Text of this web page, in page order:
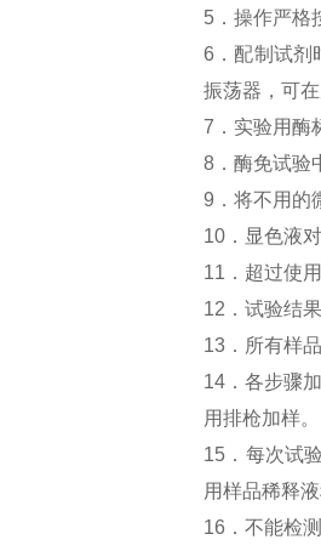
5．操作严格
6．配制试剂
振荡器，可
7．实验用酶
8．酶免试验
9．将不用的
10．显色液
11．超过使
12．试验结
13．所有样
14．各步骤
用排枪加样。
15．每次试
用样品稀释
16．不能检